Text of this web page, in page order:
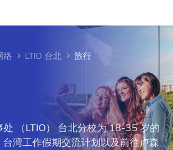
络 LTIO 台北 旅行
处 （LTIO） 台北分校为 18-35 岁的
湾工作假期交流计划以及前往卢森